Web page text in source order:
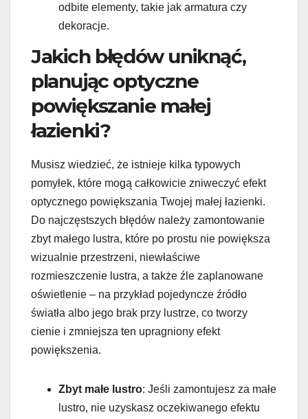
odbite elementy, takie jak armatura czy
dekoracje.
Jakich błędów uniknąć,
planując optyczne
powiększanie małej
łazienki?
Musisz wiedzieć, że istnieje kilka typowych
pomyłek, które mogą całkowicie zniweczyć efekt
optycznego powiększania Twojej małej łazienki.
Do najczęstszych błędów należy zamontowanie
zbyt małego lustra, które po prostu nie powiększa
wizualnie przestrzeni, niewłaściwe
rozmieszczenie lustra, a także źle zaplanowane
oświetlenie – na przykład pojedyncze źródło
światła albo jego brak przy lustrze, co tworzy
cienie i zmniejsza ten upragniony efekt
powiększenia.
Zbyt małe lustro: Jeśli zamontujesz za małe
lustro, nie uzyskasz oczekiwanego efektu